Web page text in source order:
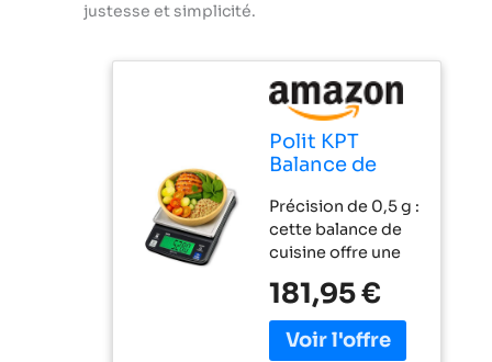
justesse et simplicité.
Polit KPT
Balance de
numérique en
acier
inoxydable de
qualité
supérieure
avec écran
LCD, 4 unités
Précision de 0,5 g :
cette balance de
cuisine offre une
et une capacité de
6 kg. Doté de 4
unités de mesure
181,95 €